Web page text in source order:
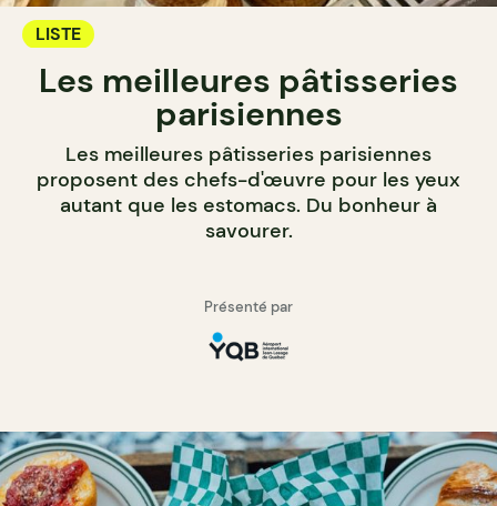
LISTE
Les meilleures pâtisseries
parisiennes
Les meilleures pâtisseries parisiennes
proposent des chefs-d'œuvre pour les yeux
autant que les estomacs. Du bonheur à
savourer.
Présenté par